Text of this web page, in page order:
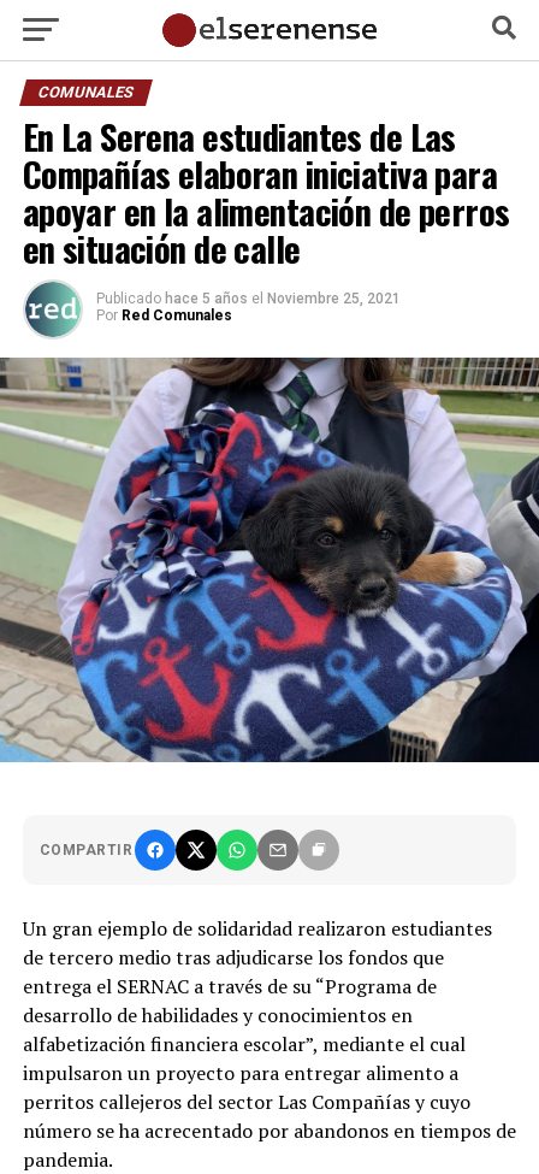
COMUNALES
En La Serena estudiantes de Las
Compañías elaboran iniciativa para
apoyar en la alimentación de perros
en situación de calle
Publicado hace 5 años el Noviembre 25, 2021
Por Red Comunales
COMPARTIR
Un gran ejemplo de solidaridad realizaron estudiantes
de tercero medio tras adjudicarse los fondos que
entrega el SERNAC a través de su “Programa de
desarrollo de habilidades y conocimientos en
alfabetización financiera escolar”, mediante el cual
impulsaron un proyecto para entregar alimento a
perritos callejeros del sector Las Compañías y cuyo
número se ha acrecentado por abandonos en tiempos de
pandemia.